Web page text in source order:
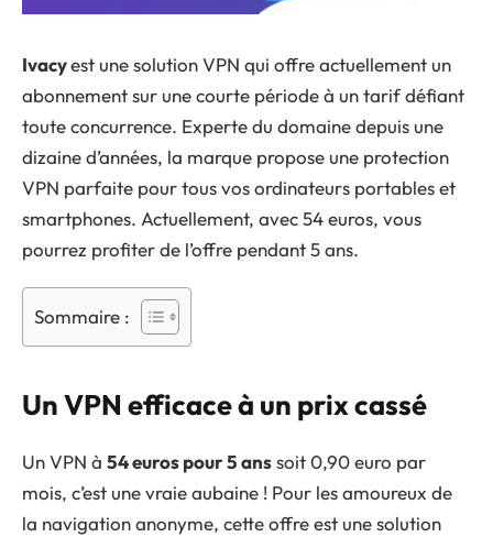
Ivacyest une solution VPN qui offre actuellement un
abonnement sur une courte période à un tarif défiant
toute concurrence. Experte du domaine depuis une
dizaine d’années, la marque propose une protection
VPN parfaite pour tous vos ordinateurs portables et
smartphones. Actuellement, avec 54 euros, vous
pourrez profiter de l’offre pendant 5 ans.
Sommaire :
Un VPN efficace à un prix cassé
Un VPN à 54 euros pour 5 anssoit 0,90 euro par
mois, c’est une vraie aubaine ! Pour les amoureux de
la navigation anonyme, cette offre est une solution